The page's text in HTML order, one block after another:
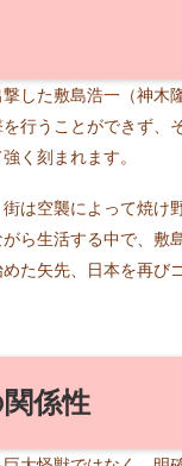
した敷島浩一（神
行うことができず
く刻まれます。
は空襲によって焼
ら生活する中で、
た矢先、日本を再び
係性